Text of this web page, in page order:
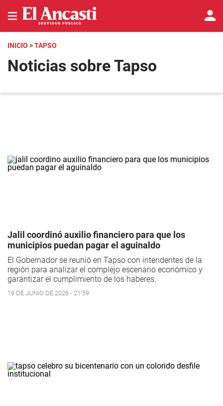
INICIO > TAPSO
Noticias sobre Tapso
Jalil coordinó auxilio financiero para que los
municipios puedan pagar el aguinaldo
El Gobernador se reunió en Tapso con intendentes de la
región para analizar el complejo escenario económico y
garantizar el cumplimiento de los haberes.
19 DE JUNIO DE 2026 - 21:59